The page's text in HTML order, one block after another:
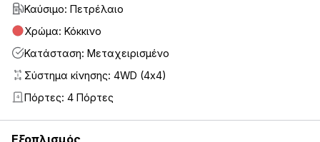
Καύσιμο: Πετρέλαιο
Χρώμα: Κόκκινο
Κατάσταση: Μεταχειρισμένο
Σύστημα κίνησης: 4WD (4x4)
4 Πόρτες: 4 Πόρτες
Εξοπλισμός